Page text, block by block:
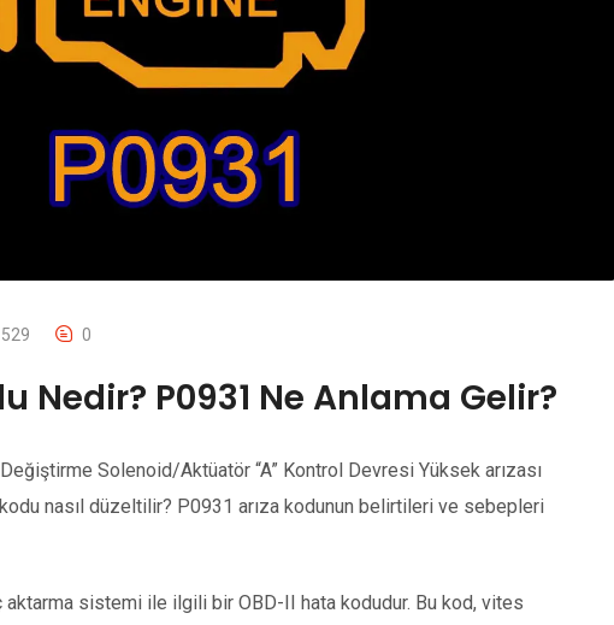
529 0
Nedir? P0931 Ne Anlama Gelir?
Solenoid/Aktüatör “A” Kontrol Devresi Yüksek arızası
nasıl düzeltilir? P0931 arıza kodunun belirtileri ve sebepleri
aktarma sistemi ile ilgili bir OBD-II hata kodudur. Bu kod, vites